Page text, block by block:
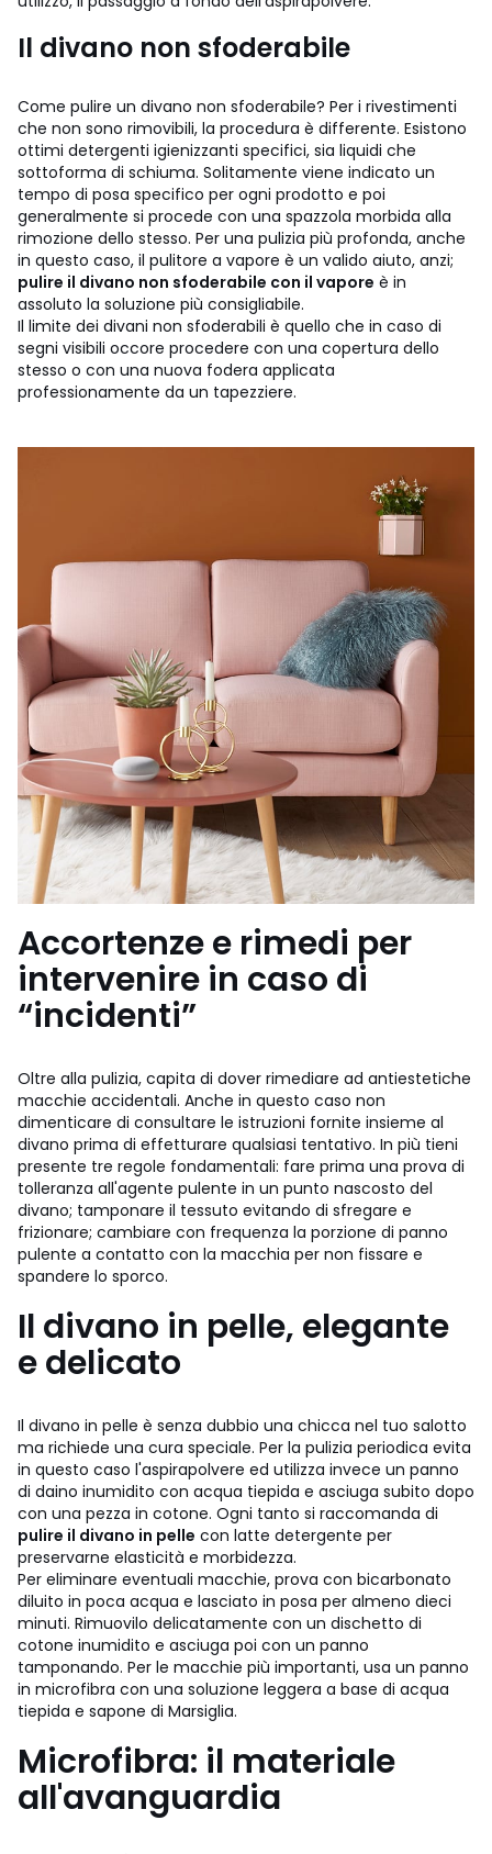
Il divano non sfoderabile
Come pulire un divano non sfoderabile? Per i rivestimenti
che non sono rimovibili, la procedura è differente. Esistono
ottimi detergenti igienizzanti specifici, sia liquidi che
sottoforma di schiuma. Solitamente viene indicato un
tempo di posa specifico per ogni prodotto e poi
generalmente si procede con una spazzola morbida alla
rimozione dello stesso. Per una pulizia più profonda, anche
in questo caso, il pulitore a vapore è un valido aiuto, anzi;
pulire il divano non sfoderabile con il vapore è in
assoluto la soluzione più consigliabile.
Il limite dei divani non sfoderabili è quello che in caso di
segni visibili occore procedere con una copertura dello
stesso o con una nuova fodera applicata
professionamente da un tapezziere.
Accortenze e rimedi per
intervenire in caso di
“incidenti”
Oltre alla pulizia, capita di dover rimediare ad antiestetiche
macchie accidentali. Anche in questo caso non
dimenticare di consultare le istruzioni fornite insieme al
divano prima di effetturare qualsiasi tentativo. In più tieni
presente tre regole fondamentali: fare prima una prova di
tolleranza all'agente pulente in un punto nascosto del
divano; tamponare il tessuto evitando di sfregare e
frizionare; cambiare con frequenza la porzione di panno
pulente a contatto con la macchia per non fissare e
spandere lo sporco.
Il divano in pelle, elegante
e delicato
Il divano in pelle è senza dubbio una chicca nel tuo salotto
ma richiede una cura speciale. Per la pulizia periodica evita
in questo caso l'aspirapolvere ed utilizza invece un panno
di daino inumidito con acqua tiepida e asciuga subito dopo
con una pezza in cotone. Ogni tanto si raccomanda di
pulire il divano in pelle con latte detergente per
preservarne elasticità e morbidezza.
Per eliminare eventuali macchie, prova con bicarbonato
diluito in poca acqua e lasciato in posa per almeno dieci
minuti. Rimuovilo delicatamente con un dischetto di
cotone inumidito e asciuga poi con un panno
tamponando. Per le macchie più importanti, usa un panno
in microfibra con una soluzione leggera a base di acqua
tiepida e sapone di Marsiglia.
Microfibra: il materiale
all'avanguardia